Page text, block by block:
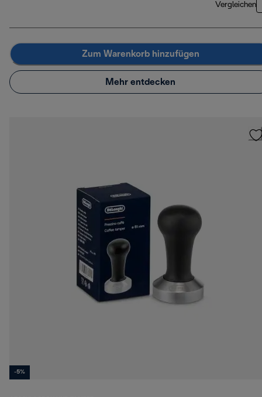
Vergleichen
Zum Warenkorb hinzufügen
Mehr entdecken
-5%